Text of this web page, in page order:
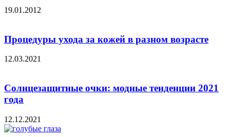
19.01.2012
Процедуры ухода за кожей в разном возрасте
12.03.2021
Солнцезащитные очки: модные тенденции 2021
года
12.12.2021